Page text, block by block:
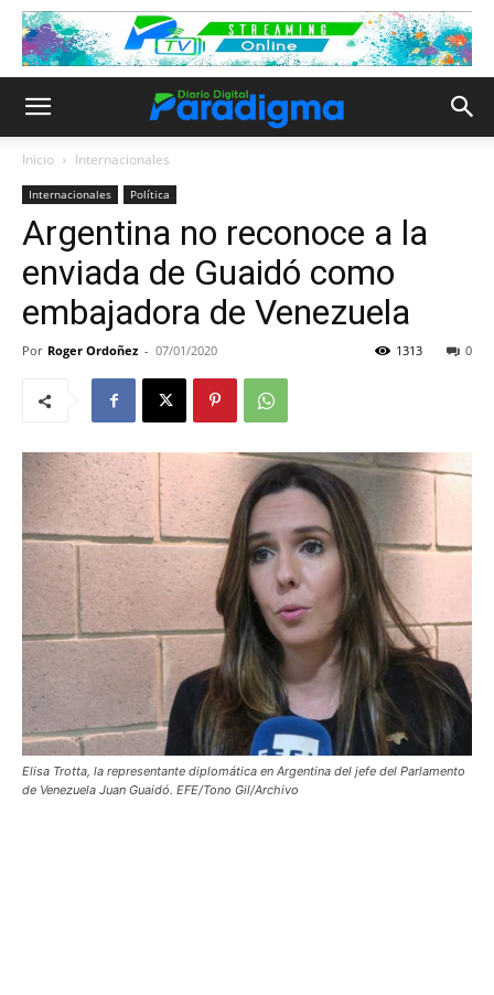
Inicio Internacionales
Internacionales Política
Argentina no reconoce a la
enviada de Guaidó como
embajadora de Venezuela
Por Roger Ordoñez - 07/01/2020 0
1313
Elisa Trotta, la representante diplomática en Argentina del jefe del Parlamento
de Venezuela Juan Guaidó. EFE/Tono Gil/Archivo